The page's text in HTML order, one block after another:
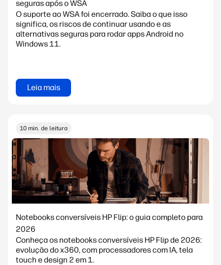
seguras após o WSA
O suporte ao WSA foi encerrado. Saiba o que isso
significa, os riscos de continuar usando e as
alternativas seguras para rodar apps Android no
Windows 11.
Leia mais
10 min. de leitura
Notebooks conversíveis HP Flip: o guia completo para
2026
Conheça os notebooks conversíveis HP Flip de 2026:
evolução do x360, com processadores com IA, tela
touch e design 2 em 1.